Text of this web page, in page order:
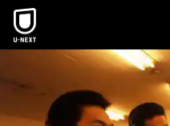
本文へスキップ